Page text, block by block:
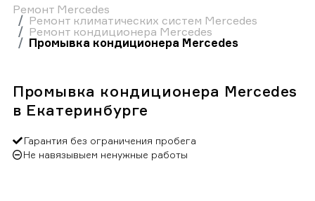
Ремонт Mercedes
Ремонт климатических систем Mercedes
Ремонт кондиционера Mercedes
Промывка кондиционера Mercedes
Промывка кондиционера Mercedes
в Екатеринбурге
Гарантия без ограничения пробега
Не навязывыем ненужные работы